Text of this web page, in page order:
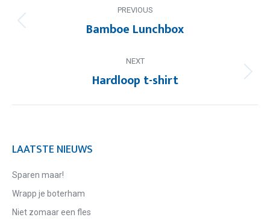
NAVIGATION
PREVIOUS
Previous
Bamboe Lunchbox
NEXT
Next
Hardloop t-shirt
LAATSTE NIEUWS
Sparen maar!
Wrapp je boterham
Niet zomaar een fles